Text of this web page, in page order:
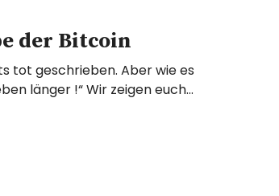
der Bitcoin
tot geschrieben. Aber wie es
länger !“ Wir zeigen euch…